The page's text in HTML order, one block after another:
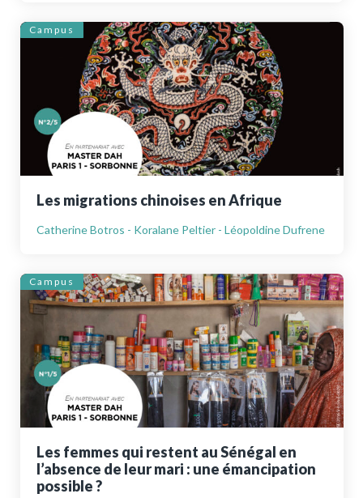
Campus
Les migrations chinoises en Afrique
Catherine Botros - Koralane Peltier - Léopoldine Dufrene
Campus
Les femmes qui restent au Sénégal en
l’absence de leur mari : une émancipation
possible ?